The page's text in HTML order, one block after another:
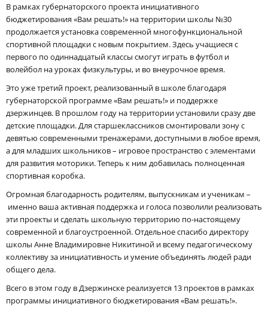
В рамках губернаторского проекта инициативного
бюджетирования «Вам решать!» на территории школы №30
продолжается установка современной многофункциональной
спортивной площадки с новым покрытием. Здесь учащиеся с
первого по одиннадцатый классы смогут играть в футбол и
волейбол на уроках физкультуры, и во внеурочное время.
Это уже третий проект, реализованный в школе благодаря
губернаторской программе «Вам решать!» и поддержке
дзержинцев. В прошлом году на территории установили сразу две
детские площадки. Для старшеклассников смонтировали зону с
девятью современными тренажерами, доступными в любое время,
а для младших школьников – игровое пространство с элементами
для развития моторики. Теперь к ним добавилась полноценная
спортивная коробка.
Огромная благодарность родителям, выпускникам и ученикам –
именно ваша активная поддержка и голоса позволили реализовать
эти проекты и сделать школьную территорию по-настоящему
современной и благоустроенной. Отдельное спасибо директору
школы Анне Владимировне Никитиной и всему педагогическому
коллективу за инициативность и умение объединять людей ради
общего дела.
Всего в этом году в Дзержинске реализуется 13 проектов в рамках
программы инициативного бюджетирования «Вам решать!».